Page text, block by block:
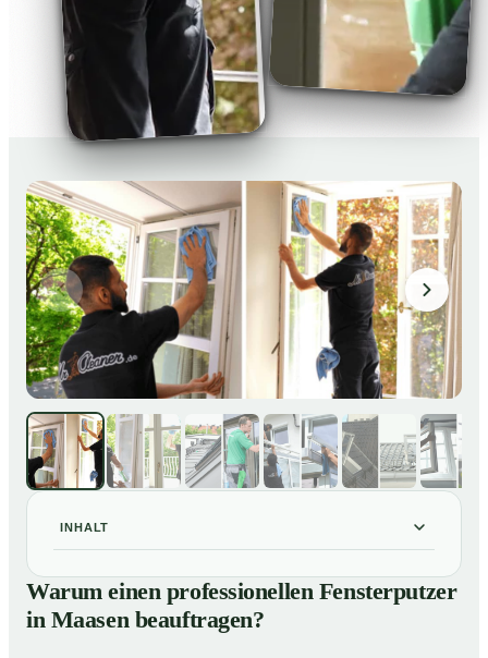
INHALT
Warum einen professionellen Fensterputzer in Maasen
beauftragen?
Darum lohnt sich ein Fensterputzer in Maasen
Warum einen professionellen Fensterputzer
in Maasen beauftragen?